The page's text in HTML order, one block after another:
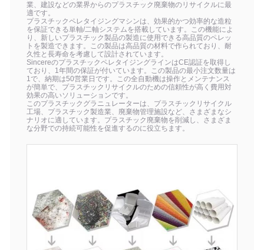
業、建設などの業界からのプラスチック廃棄物のリサイクルに最
適です。
プラスチックペレタイジングマシンは、効果的かつ効率的な造粒
を保証できる単軸/二軸システムを搭載しています。この機能によ
り、新しいプラスチック製品の製造に使用できる高品質のペレッ
トを製造できます。この製品は高品質の材料で作られており、耐
久性と長寿命を考慮して設計されています。
SincereのプラスチックペレタイジングラインはCE認証を取得し
ており、1年間の保証が付いています。この製品の最小注文数量は
1で、納期は50営業日です。この全自動機は操作とメンテナンス
が簡単で、プラスチックリサイクルのための信頼性が高く費用対
効果の高いソリューションです。
このプラスチックグラニュレーターは、プラスチックリサイクル
工場、プラスチック製造業、廃棄物管理施設など、さまざまなシ
ナリオに適しています。プラスチック廃棄物を削減し、さまざま
な分野での持続可能性を促進するのに役立ちます。